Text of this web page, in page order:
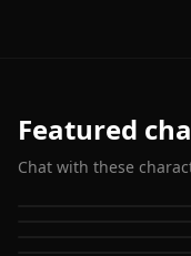
Featured
Chat with these